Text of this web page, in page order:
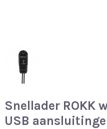
Snellader ROKK
USB